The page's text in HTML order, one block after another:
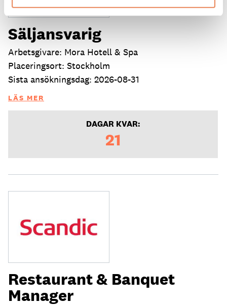
Säljansvarig
Arbetsgivare: Mora Hotell & Spa
Placeringsort: Stockholm
Sista ansökningsdag: 2026-08-31
LÄS MER
DAGAR KVAR:
21
Restaurant & Banquet
Manager